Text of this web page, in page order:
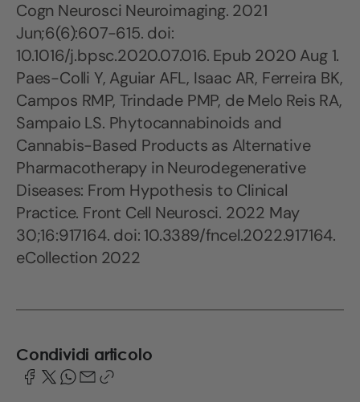
Cogn Neurosci Neuroimaging. 2021
Jun;6(6):607-615. doi:
10.1016/j.bpsc.2020.07.016. Epub 2020 Aug 1.
Paes-Colli Y, Aguiar AFL, Isaac AR, Ferreira BK,
Campos RMP, Trindade PMP, de Melo Reis RA,
Sampaio LS. Phytocannabinoids and
Cannabis-Based Products as Alternative
Pharmacotherapy in Neurodegenerative
Diseases: From Hypothesis to Clinical
Practice. Front Cell Neurosci. 2022 May
30;16:917164. doi: 10.3389/fncel.2022.917164.
eCollection 2022
Condividi articolo